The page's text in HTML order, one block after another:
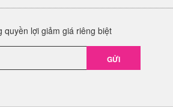
lợi giảm giá riêng biệt
GỬI